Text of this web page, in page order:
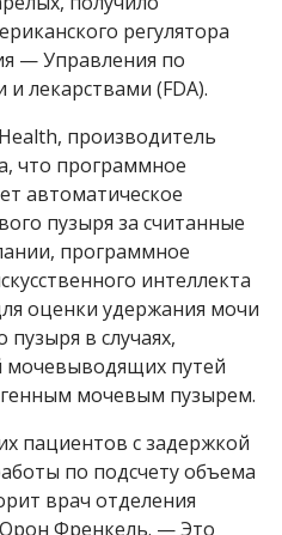
регулятора
— Управления по
лекарствами (FDA).
производитель
что программное
автоматическое
пузыря за считанные
программное
интеллекта
оценки удержания мочи
в случаях,
мочевыводящих путей
мочевым пузырем.
пациентов с задержкой
по подсчету объема
врач отделения
Френкель. — Это